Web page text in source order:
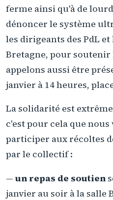
ferme ainsi qu'à de
dénoncer le système
les dirigeants des PdL
Bretagne, pour soutenir
appelons aussi être
janvier à 14 heures,
La solidarité est
c'est pour cela que
participer aux récoltes
par le collectif :
— un repas de soutien
janvier au soir à la salle